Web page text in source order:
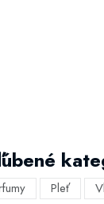
Pleť